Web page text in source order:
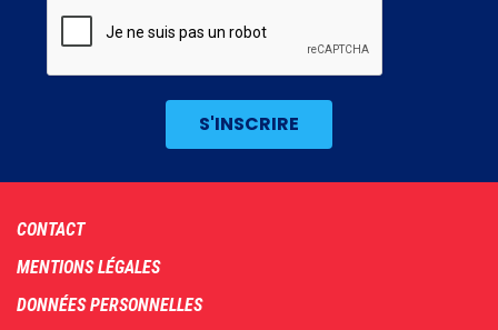
Footer
menu
CONTACT
MENTIONS LÉGALES
DONNÉES PERSONNELLES